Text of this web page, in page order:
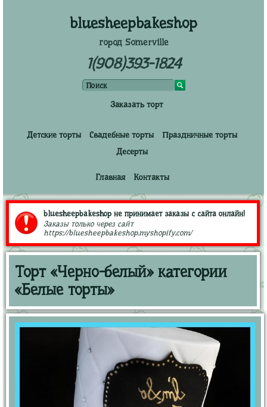
bluesheepbakeshop
город Somerville
1(908)393-1824
Заказать торт
Детские торты Свадебные торты
Праздничные торты
Десерты
Главная Контакты
bluesheepbakeshop не принимает заказы с сайта онлайн!
Заказы только через сайт
https://bluesheepbakeshop.myshopify.com/
Торт «Черно-белый» категории
«Белые торты»